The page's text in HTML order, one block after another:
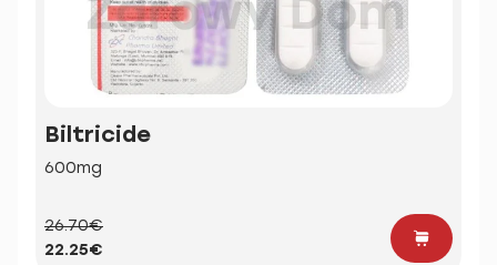
Biltricide
600mg
26.70€
22.25€